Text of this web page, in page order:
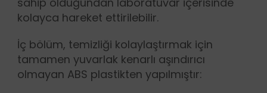
kolayca hareket ettirilebilir.
İç bölüm, temizliği kolaylaştırmak için
tamamen yuvarlak kenarlı aşındırıcı
olmayan ABS plastikten yapılmıştır: